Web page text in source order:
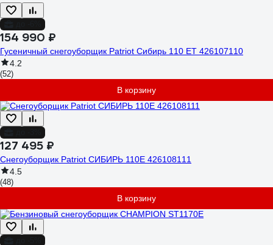
154 990 ₽
Гусеничный снегоуборщик Patriot Сибирь 110 ЕT 426107110
4.2
(52)
В корзину
127 495 ₽
Снегоуборщик Patriot СИБИРЬ 110Е 426108111
4.5
(48)
В корзину